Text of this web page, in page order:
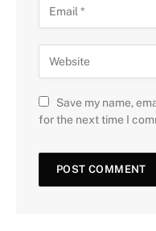
Save my name,
for the next time I